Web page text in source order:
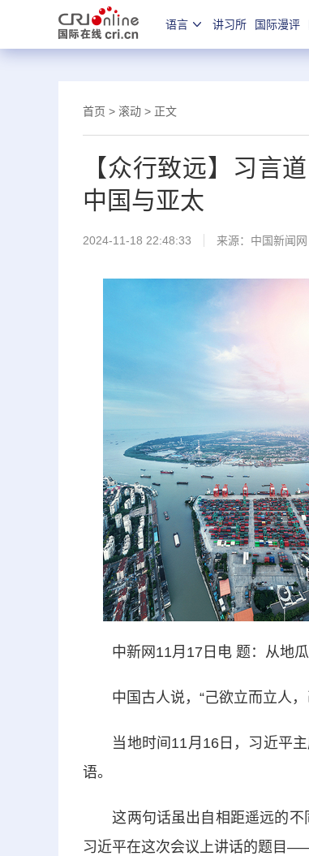
语言 讲习所 国际漫评
首页 > 滚动 > 正文
【众行致远】习言
中国与亚太
2024-11-18 22:48:33 来源： 中国新闻网
中新网11月17日电 题：从地瓜
中国古人说，“己欲立而立人，
当地时间11月16日，习近平主
语。
这两句话虽出自相距遥远的不
习近平在这次会议上讲话的题目